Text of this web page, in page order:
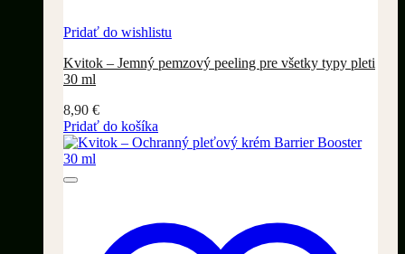
Pridať do wishlistu
Kvitok – Jemný pemzový peeling pre všetky typy pleti
30 ml
8,90 €
Pridať do košíka